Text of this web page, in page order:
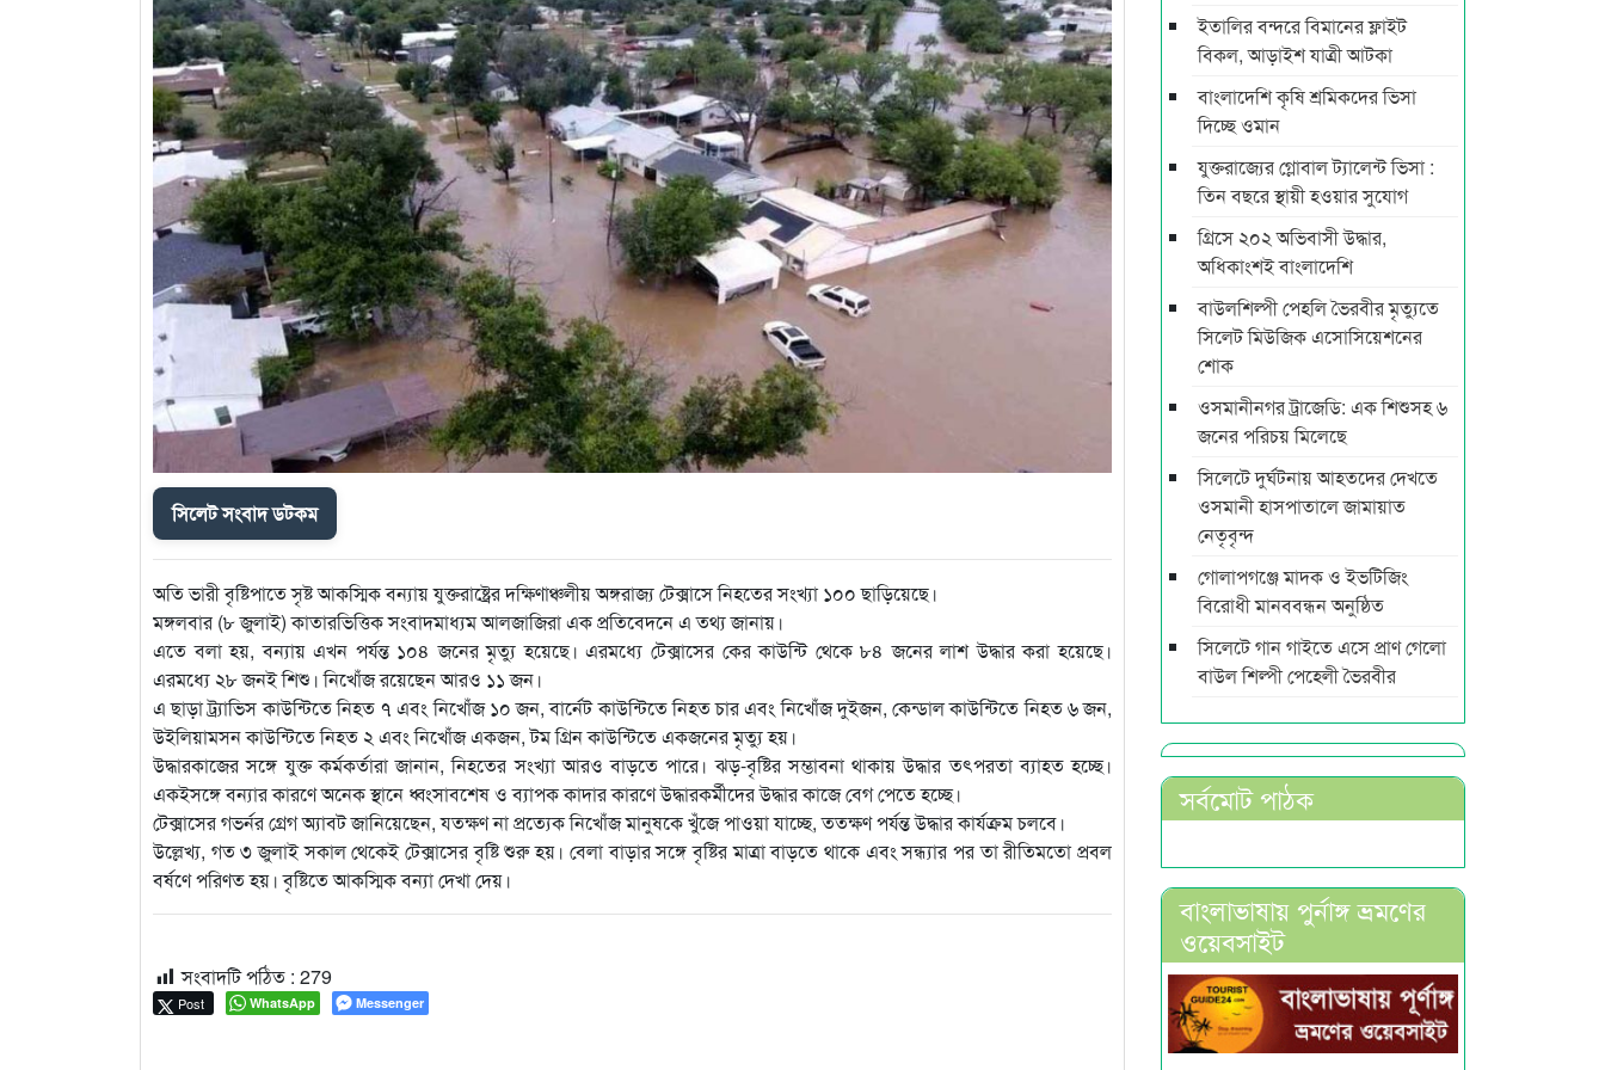
সিলেট সংবাদ ডটকম
অতি ভারী বৃষ্টিপাতে সৃষ্ট আকস্মিক বন্যায় যুক্তরাষ্ট্রের দক্ষিণাঞ্চলীয় অঙ্গরাজ্য টেক্সাসে নিহতের সংখ্যা ১০০ ছাড়িয়েছে।
মঙ্গলবার (৮ জুলাই) কাতারভিত্তিক সংবাদমাধ্যম আলজাজিরা এক প্রতিবেদনে এ তথ্য জানায়।
এতে বলা হয়, বন্যায় এখন পর্যন্ত ১০৪ জনের মৃত্যু হয়েছে। এরমধ্যে টেক্সাসের কের কাউন্টি থেকে ৮৪ জনের লাশ উদ্ধার করা হয়েছে।
এরমধ্যে ২৮ জনই শিশু। নিখোঁজ রয়েছেন আরও ১১ জন।
এ ছাড়া ট্র্যাভিস কাউন্টিতে নিহত ৭ এবং নিখোঁজ ১০ জন, বার্নেট কাউন্টিতে নিহত চার এবং নিখোঁজ ‍দুইজন, কেন্ডাল কাউন্টিতে নিহত ৬ জন,
উইলিয়ামসন কাউন্টিতে নিহত ২ এবং নিখোঁজ একজন, টম গ্রিন কাউন্টিতে একজনের মৃত্যু হয়।
উদ্ধারকাজের সঙ্গে যুক্ত কর্মকর্তারা জানান, নিহতের সংখ্যা আরও বাড়তে পারে। ঝড়-বৃষ্টির সম্ভাবনা থাকায় উদ্ধার তৎপরতা ব্যাহত হচ্ছে।
একইসঙ্গে বন্যার কারণে অনেক স্থানে ধ্বংসাবশেষ ও ব্যাপক কাদার কারণে উদ্ধারকর্মীদের উদ্ধার কাজে বেগ পেতে হচ্ছে।
টেক্সাসের গভর্নর গ্রেগ অ্যাবট জানিয়েছেন, যতক্ষণ না প্রত্যেক নিখোঁজ মানুষকে খুঁজে পাওয়া যাচ্ছে, ততক্ষণ পর্যন্ত উদ্ধার কার্যক্রম চলবে।
উল্লেখ্য, গত ৩ জুলাই সকাল থেকেই টেক্সাসের বৃষ্টি শুরু হয়। বেলা বাড়ার সঙ্গে বৃষ্টির মাত্রা বাড়তে থাকে এবং সন্ধ্যার পর তা রীতিমতো প্রবল
বর্ষণে পরিণত হয়। বৃষ্টিতে আকস্মিক বন্যা দেখা দেয়।
সংবাদটি পঠিত : 279
Post WhatsApp Messenger
ইতালির বন্দরে বিমানের ফ্লাইট
বিকল, আড়াইশ যাত্রী আটকা
বাংলাদেশি কৃষি শ্রমিকদের ভিসা
দিচ্ছে ওমান
যুক্তরাজ্যের গ্লোবাল ট্যালেন্ট ভিসা :
তিন বছরে স্থায়ী হওয়ার সুযোগ
গ্রিসে ২০২ অভিবাসী উদ্ধার,
অধিকাংশই বাংলাদেশি
বাউলশিল্পী পেহলি ভৈরবীর মৃত্যুতে
সিলেট মিউজিক এসোসিয়েশনের
শোক
ওসমানীনগর ট্রাজেডি: এক শিশুসহ ৬
জনের পরিচয় মিলেছে
সিলেটে দুর্ঘটনায় আহতদের দেখতে
ওসমানী হাসপাতালে জামায়াত
নেতৃবৃন্দ
গোলাপগঞ্জে মাদক ও ইভটিজিং
বিরোধী মানববন্ধন অনুষ্ঠিত
সিলেটে গান গাইতে এসে প্রাণ গেলো
বাউল শিল্পী পেহেলী ভৈরবীর
সর্বমোট পাঠক
বাংলাভাষায় পুর্নাঙ্গ ভ্রমণের
ওয়েবসাইট